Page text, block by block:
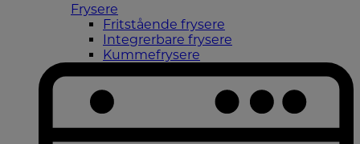
Frysere
Fritstående frysere
Integrerbare frysere
Kummefrysere